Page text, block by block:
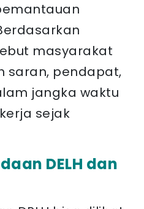
masyarakat
saran, pendapat,
jangka waktu
sejak
DELH dan